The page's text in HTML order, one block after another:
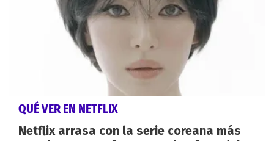
QUÉ VER EN NETFLIX
Netflix arrasa con la serie coreana más